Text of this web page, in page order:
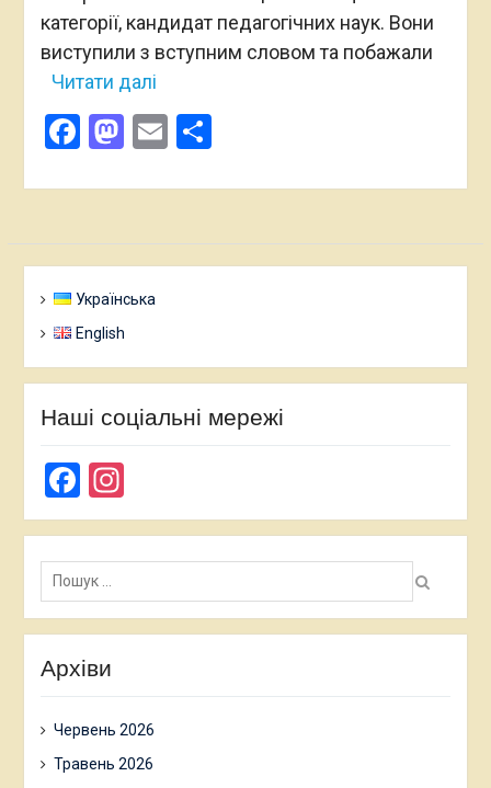
категорії, кандидат педагогічних наук. Вони
виступили з вступним словом та побажали
Читати далі
Facebook
Mastodon
EmailПоділитися
Українська
English
Наші соціальні мережі
Facebook
Instagram
Пошук:
Архіви
Червень 2026
Травень 2026